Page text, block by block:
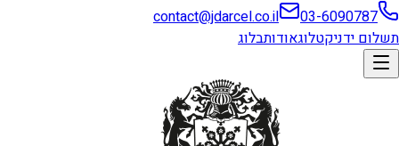
03-6090787
contact@jdarcel.co.il
תשלום ידניקטלוגאודותבלוג